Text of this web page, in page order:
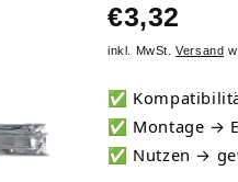
€3,32
inkl. MwSt.Versand
✅
✅ Montage →
✅ Nutzen →